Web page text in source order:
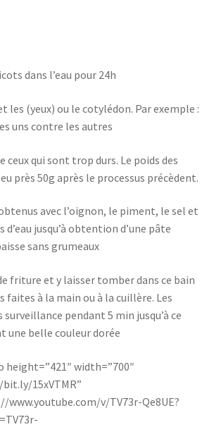
dans l’eau pour 24h
les (yeux) ou le cotylédon. Par exemple :
uns contre les autres
ceux qui sont trop durs. Le poids des
près 50g après le processus précèdent.
avec l’oignon, le piment, le sel et
jusqu’à obtention d’une pâte
sans grumeaux
friture et y laisser tomber dans ce bain
faites à la main ou à la cuillère. Les
surveillance pendant 5 min jusqu’à ce
une belle couleur dorée
height=”421″ width=”700″
15xVTMR”
v/TV73r-Qe8UE?